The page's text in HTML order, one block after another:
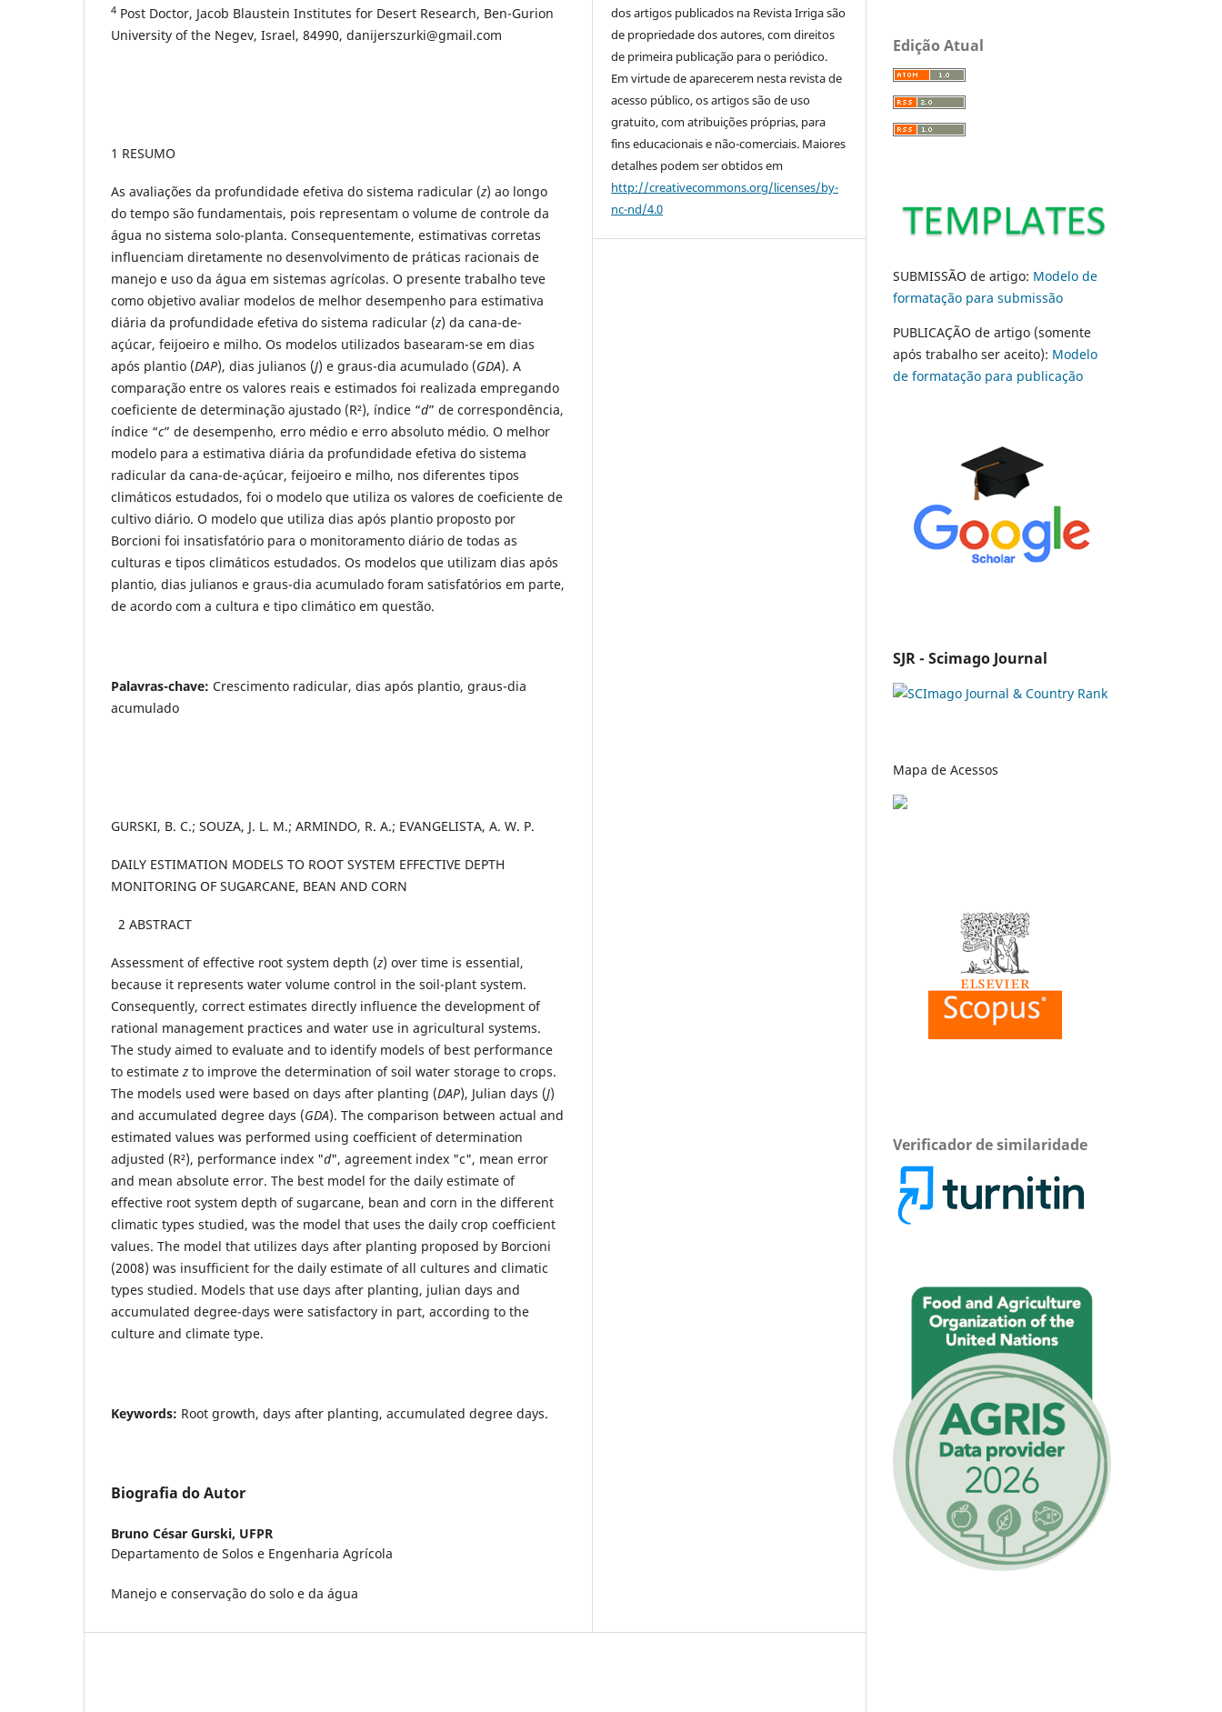
4 Post Doctor, Jacob Blaustein Institutes for Desert Research, Ben-Gurion
University of the Negev, Israel, 84990, danijerszurki@gmail.com
1 RESUMO
As avaliações da profundidade efetiva do sistema radicular (z) ao longo
do tempo são fundamentais, pois representam o volume de controle da
água no sistema solo-planta. Consequentemente, estimativas corretas
influenciam diretamente no desenvolvimento de práticas racionais de
manejo e uso da água em sistemas agrícolas. O presente trabalho teve
como objetivo avaliar modelos de melhor desempenho para estimativa
diária da profundidade efetiva do sistema radicular (z) da cana-de-
açúcar, feijoeiro e milho. Os modelos utilizados basearam-se em dias
após plantio (DAP), dias julianos (J) e graus-dia acumulado (GDA). A
comparação entre os valores reais e estimados foi realizada empregando
coeficiente de determinação ajustado (R²), índice “d” de correspondência,
índice “c” de desempenho, erro médio e erro absoluto médio. O melhor
modelo para a estimativa diária da profundidade efetiva do sistema
radicular da cana-de-açúcar, feijoeiro e milho, nos diferentes tipos
climáticos estudados, foi o modelo que utiliza os valores de coeficiente de
cultivo diário. O modelo que utiliza dias após plantio proposto por
Borcioni foi insatisfatório para o monitoramento diário de todas as
culturas e tipos climáticos estudados. Os modelos que utilizam dias após
plantio, dias julianos e graus-dia acumulado foram satisfatórios em parte,
de acordo com a cultura e tipo climático em questão.
Palavras-chave: Crescimento radicular, dias após plantio, graus-dia
acumulado
GURSKI, B. C.; SOUZA, J. L. M.; ARMINDO, R. A.; EVANGELISTA, A. W. P.
DAILY ESTIMATION MODELS TO ROOT SYSTEM EFFECTIVE DEPTH
MONITORING OF SUGARCANE, BEAN AND CORN
2 ABSTRACT
Assessment of effective root system depth (z) over time is essential,
because it represents water volume control in the soil-plant system.
Consequently, correct estimates directly influence the development of
rational management practices and water use in agricultural systems.
The study aimed to evaluate and to identify models of best performance
to estimatez to improve the determination of soil water storage to crops.
The models used were based on days after planting (DAP), Julian days (J)
and accumulated degree days (GDA). The comparison between actual and
estimated values was performed using coefficient of determination
adjusted (R²), performance index "d", agreement index "c", mean error
and mean absolute error. The best model for the daily estimate of
effective root system depth of sugarcane, bean and corn in the different
climatic types studied, was the model that uses the daily crop coefficient
values. The model that utilizes days after planting proposed by Borcioni
(2008) was insufficient for the daily estimate of all cultures and climatic
types studied. Models that use days after planting, julian days and
accumulated degree-days were satisfactory in part, according to the
culture and climate type.
Keywords: Root growth, days after planting, accumulated degree days.
Biografia do Autor
Bruno César Gurski, UFPR
Departamento de Solos e Engenharia Agrícola
Manejo e conservação do solo e da água
dos artigos publicados na Revista Irriga são
de propriedade dos autores, com direitos
de primeira publicação para o periódico.
Em virtude de aparecerem nesta revista de
acesso público, os artigos são de uso
gratuito, com atribuições próprias, para
fins educacionais e não-comerciais. Maiores
detalhes podem ser obtidos em
http://creativecommons.org/licenses/by-
nc-nd/4.0
Edição Atual
SUBMISSÃO de artigo: Modelo de
formatação para submissão
PUBLICAÇÃO de artigo (somente
após trabalho ser aceito): Modelo
de formatação para publicação
SJR - Scimago Journal
Mapa de Acessos
Verificador de similaridade